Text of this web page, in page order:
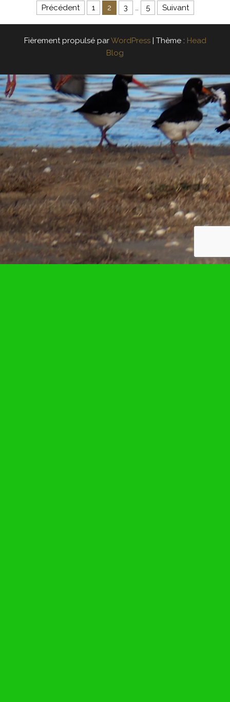
Pagination des publications
Précédent 1 2 3 … 5 Suivant
Fièrement propulsé parWordPress | Thème : Head
Blog